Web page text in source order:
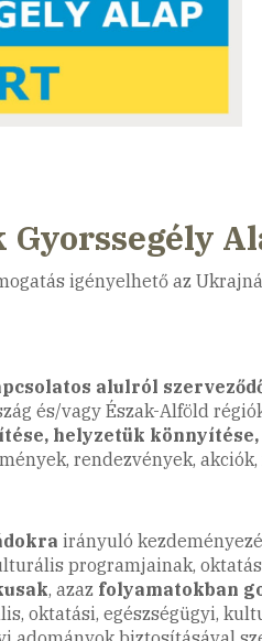
Gyorssegély
igényelhető az
alulról
és/vagy Észak-Alföld
helyzetük
rendezvények,
irányuló
programjainak,
, azaz folyamatokban
oktatási, egészségügyi,